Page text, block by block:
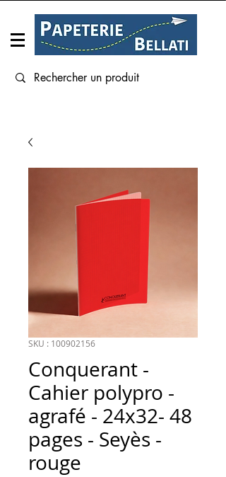
SKU : 100902156
Conquerant -
Cahier polypro -
agrafé - 24x32- 48
pages - Seyès -
rouge